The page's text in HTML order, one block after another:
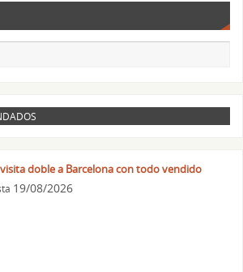
doble a Barcelona con todo vendido
19/08/2026